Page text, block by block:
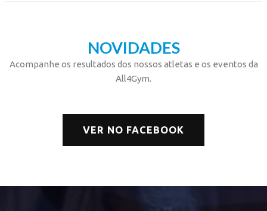
NOVIDADES
Acompanhe os resultados dos nossos atletas e os eventos da
All4Gym.
VER NO FACEBOOK